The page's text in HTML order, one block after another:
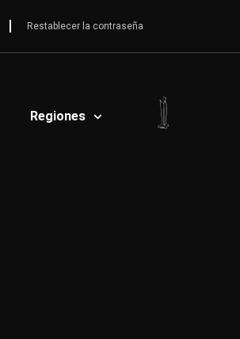
Restablecer la contraseña
Regiones